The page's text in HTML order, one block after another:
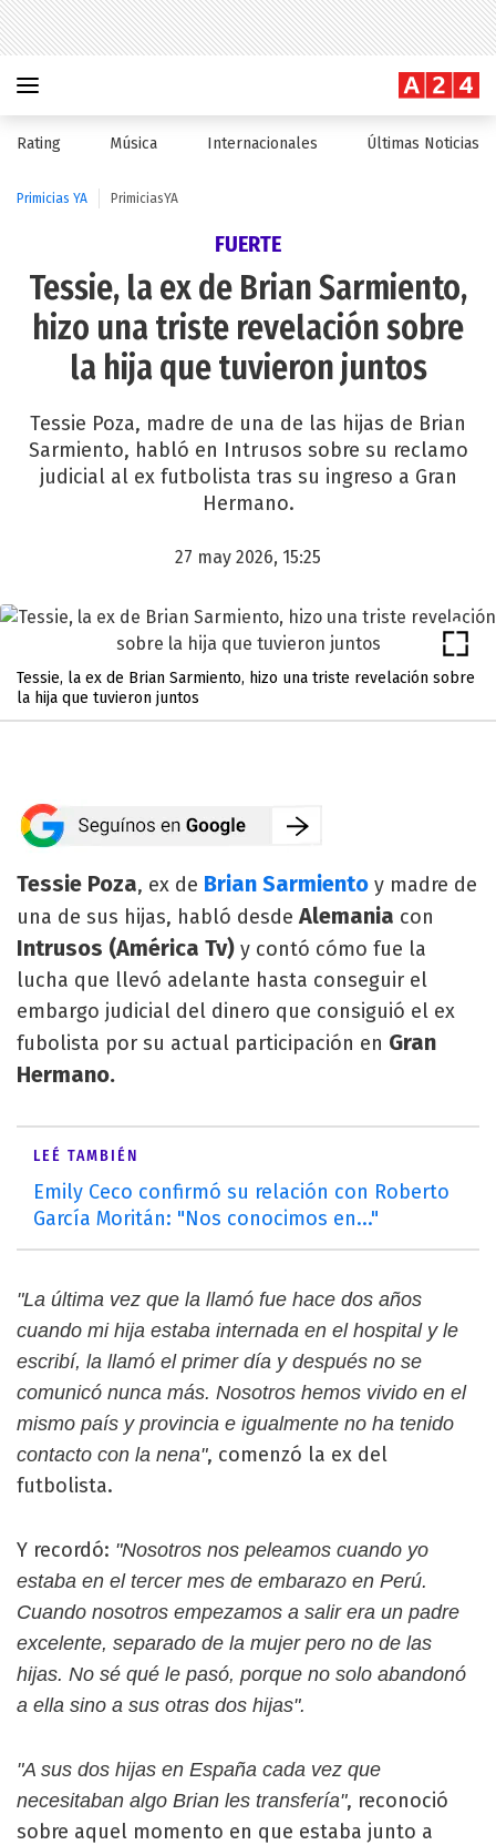
Rating Música Internacionales Últimas Noticias
Primicias YA PrimiciasYA
FUERTE
Tessie, la ex de Brian Sarmiento,
hizo una triste revelación sobre
la hija que tuvieron juntos
Tessie Poza, madre de una de las hijas de Brian
Sarmiento, habló en Intrusos sobre su reclamo
judicial al ex futbolista tras su ingreso a Gran
Hermano.
27 may 2026, 15:25
Tessie, la ex de Brian Sarmiento, hizo una triste revelación sobre
la hija que tuvieron juntos
Tessie Poza, ex de Brian Sarmiento y madre de
una de sus hijas, habló desdeAlemania con
Intrusos (América Tv) y contó cómo fue la
lucha que llevó adelante hasta conseguir el
embargo judicial del dinero que consiguió el ex
fubolista por su actual participación en Gran
Hermano.
LEÉ TAMBIÉN
Emily Ceco confirmó su relación con Roberto
García Moritán: "Nos conocimos en..."
"La última vez que la llamó fue hace dos años
cuando mi hija estaba internada en el hospital y le
escribí, la llamó el primer día y después no se
comunicó nunca más. Nosotros hemos vivido en el
mismo país y provincia e igualmente no ha tenido
contacto con la nena", comenzó la ex del
futbolista.
Y recordó: "Nosotros nos peleamos cuando yo
estaba en el tercer mes de embarazo en Perú.
Cuando nosotros empezamos a salir era un padre
excelente, separado de la mujer pero no de las
hijas. No sé qué le pasó, porque no solo abandonó
a ella sino a sus otras dos hijas".
"A sus dos hijas en España cada vez que
necesitaban algo Brian les transfería", reconoció
sobre aquel momento en que estaba junto a